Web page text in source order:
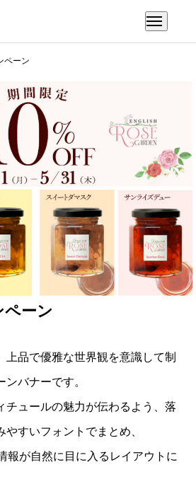
ペーン
ペーン
上品で優雅な世界観を意識して制
バナーです。
チュールの魅力が伝わるよう、落
すいフォントでまとめ、
報が自然に目に入るレイアウトに